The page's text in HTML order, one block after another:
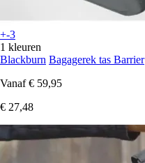
+-3
1 kleuren
Blackburn Bagagerek tas Barrier
Vanaf € 59,95
€ 27,48